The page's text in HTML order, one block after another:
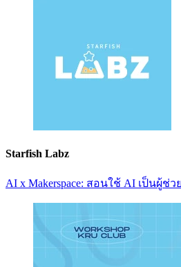
Starfish Labz
AI x Makerspace: สอนใช้ AI เป็นผู้ช่ว